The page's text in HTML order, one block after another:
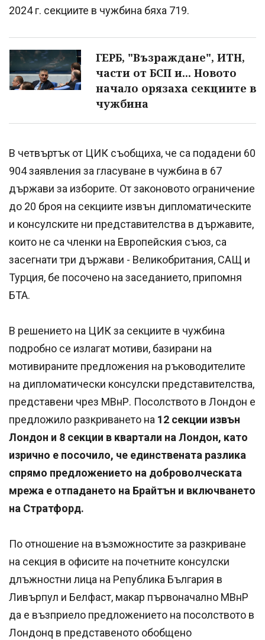
2024 г. секциите в чужбина бяха 719.
ГЕРБ, "Възраждане", ИТН,
части от БСП и... Новото
начало орязаха секциите в
чужбина
В четвъртък от ЦИК съобщиха, че са подадени 60
904 заявления за гласуване в чужбина в 67
държави за изборите. От законовото ограничение
до 20 броя на секциите извън дипломатическите
и консулските ни представителства в държавите,
които не са членки на Европейския съюз, са
засегнати три държави - Великобритания, САЩ и
Турция, бе посочено на заседанието, припомня
БТА.
В решението на ЦИК за секциите в чужбина
подробно се излагат мотиви, базирани на
мотивираните предложения на ръководителите
на дипломатически консулски представителства,
представени чрез МВнР. Посолството в Лондон е
предложило разкриването на 12 секции извън
Лондон и 8 секции в квартали на Лондон, като
изрично е посочило, че единствената разлика
спрямо предложението на доброволческата
мрежа е отпадането на Брайтън и включването
на Стратфорд.
По отношение на възможностите за разкриване
на секция в офисите на почетните консулски
длъжностни лица на Република България в
Ливърпул и Белфаст, макар първоначално МВнР
да е възприело предложението на посолството в
Лондонq в представеното обобщено